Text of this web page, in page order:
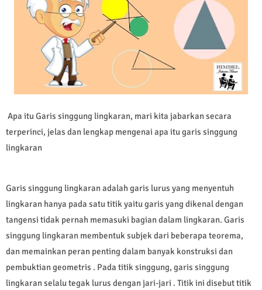
Apa itu Garis singgung lingkaran, mari kita jabarkan secara
terperinci, jelas dan lengkap mengenai apa itu garis singgung
lingkaran
Garis singgung lingkaran adalah garis lurus yang menyentuh
lingkaran hanya pada satu titik yaitugaris yang dikenal dengan
tangensi tidak pernah memasuki bagian dalam lingkaran. Garis
singgung lingkaran membentuk subjek dari beberapa teorema,
dan memainkan peran penting dalam banyak konstruksi dan
pembuktian geometris . Pada titik singgung, garis singgung
lingkaran selalu tegak lurus dengan jari-jari . Titik ini disebut titik